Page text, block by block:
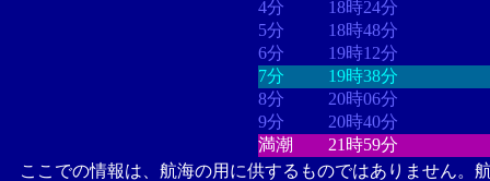
4分
18時24分
5分
18時48分
6分
19時12分
7分
19時38分
8分
20時06分
9分
20時40分
満潮
21時59分
ここでの情報は、航海の用に供するものではありません。